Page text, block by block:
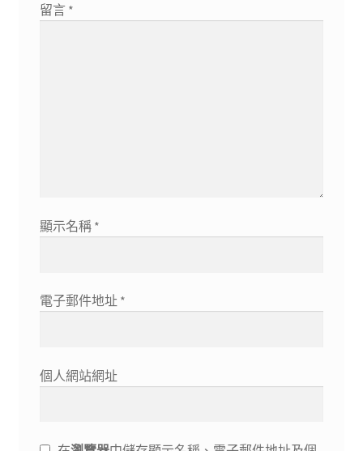
留言 *
顯示名稱 *
電子郵件地址 *
個人網站網址